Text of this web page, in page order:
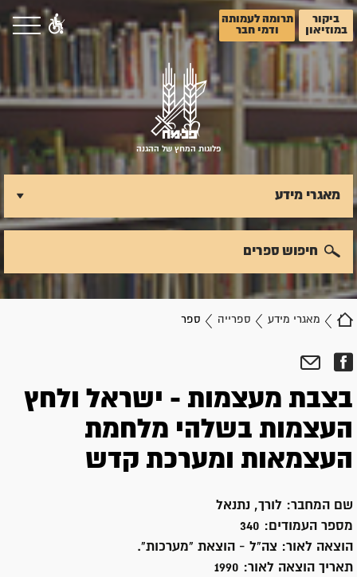
ביקור
במוזיאון
תרומה לעמותה
ודמי חבר
פלוגות המחץ של ההגנה
מאגרי מידע ספרייה ספר
מאגרי מידע
חיפוש ספרים
בצבת מעצמות - ישראל ולחץ
העצמות בשלהי מלחמת
העצמאות ומערכת קדש
שם המחבר: לורך, נתנאל
מספר העמודים: 340
הוצאה לאור: צה"ל - הוצאת "מערכות".
תאריך הוצאה לאור: